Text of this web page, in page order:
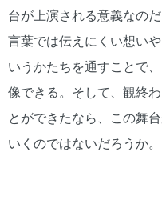
台が上演される意義なのだ
言葉では伝えにくい想い
いうかたちを通すことで
像できる。そして、観終
とができたなら、この舞
いくのではないだろうか。